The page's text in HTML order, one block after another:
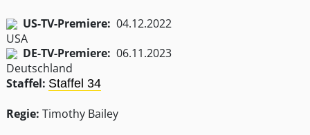
US-TV-Premiere: 04.12.2022
DE-TV-Premiere: 06.11.2023
Staffel: Staffel 34
Regie: Timothy Bailey